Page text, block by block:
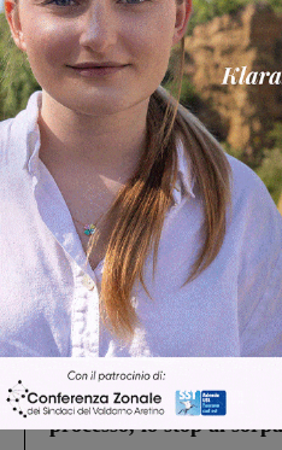
Più lette
Figline Incisa Valdarno 1
Piscina di Figline
Pnrr, il gruppo di
ringraziamento al
Cronaca 3 Agosto 2026
Scomparso da una
Fiorentino l’uomo che
Levane nel 2020
Cronaca 4 Agosto 2026
Un anno fa la strage in
Gianni, Giulia e
processo, lo stop ai